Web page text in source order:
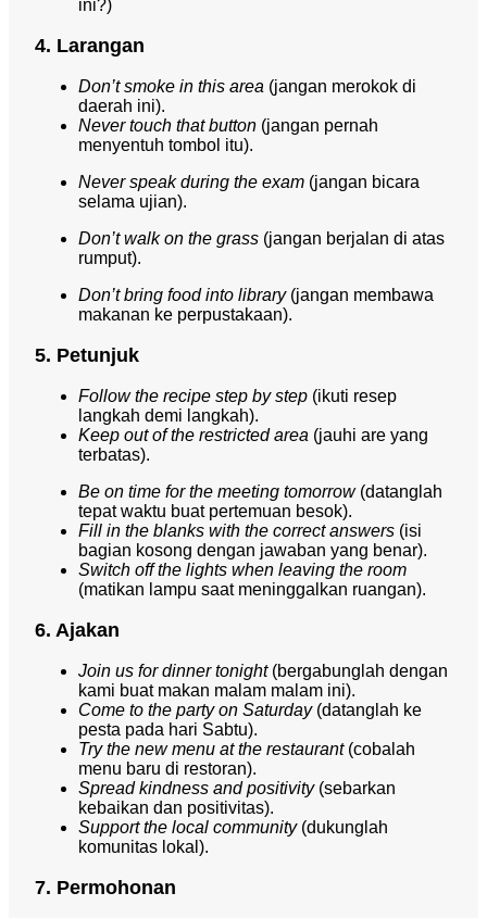
ini?)
4. Larangan
Don’t smoke in this area (jangan merokok di
daerah ini).
Never touch that button (jangan pernah
menyentuh tombol itu).
Never speak during the exam (jangan bicara
selama ujian).
Don’t walk on the grass (jangan berjalan di atas
rumput).
Don’t bring food into library (jangan membawa
makanan ke perpustakaan).
5. Petunjuk
Follow the recipe step by step (ikuti resep
langkah demi langkah).
Keep out of the restricted area (jauhi are yang
terbatas).
Be on time for the meeting tomorrow(datanglah
tepat waktu buat pertemuan besok).
Fill in the blanks with the correct answers (isi
bagian kosong dengan jawaban yang benar).
Switch off the lights when leaving the room
(matikan lampu saat meninggalkan ruangan).
6. Ajakan
Join us for dinner tonight(bergabunglah dengan
kami buat makan malam malam ini).
Come to the party on Saturday(datanglah ke
pesta pada hari Sabtu).
Try the new menu at the restaurant(cobalah
menu baru di restoran).
Spread kindness and positivity(sebarkan
kebaikan dan positivitas).
Support the local community(dukunglah
komunitas lokal).
7. Permohonan